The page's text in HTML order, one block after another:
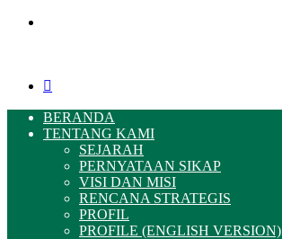
BERANDA
TENTANG KAMI
SEJARAH
PERNYATAAN SIKAP
VISI DAN MISI
RENCANA STRATEGIS
PROFIL
PROFILE (ENGLISH VERSION)